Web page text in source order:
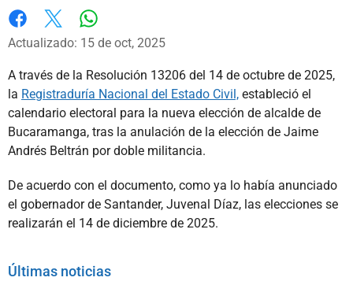
Facebook
X
Actualizado: 15 de oct, 2025
A través de la Resolución 13206 del 14 de octubre de 2025,
la Registraduría Nacional del Estado Civil, estableció el
calendario electoral para la nueva elección de alcalde de
Bucaramanga, tras la anulación de la elección de Jaime
Andrés Beltrán por doble militancia.
De acuerdo con el documento, como ya lo había anunciado
el gobernador de Santander, Juvenal Díaz, las elecciones se
realizarán el 14 de diciembre de 2025.
Últimas noticias